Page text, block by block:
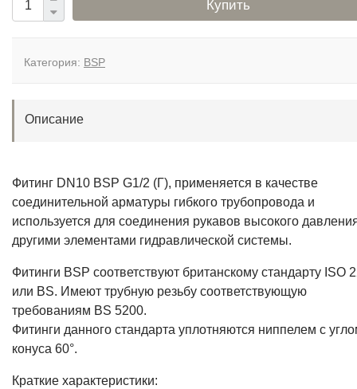
Купить
Категория: BSP
Описание
Фитинг DN10 BSP G1/2 (Г), применяется в качестве
соединительной арматуры гибкого трубопровода и
используется для соединения рукавов высокого
другими элементами гидравлической системы.
Фитинги BSP соответствуют британскому стандарту ISO
или BS. Имеют трубную резьбу соответствующую
требованиям BS 5200.
Фитинги данного стандарта уплотняются ниппелем с
конуса 60°.
Краткие характеристики: